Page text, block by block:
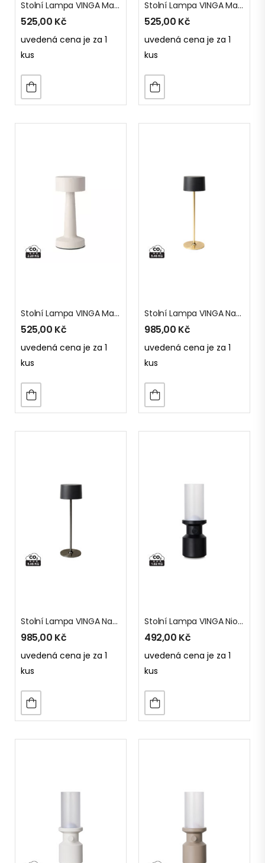
Stolní Lampa VINGA Maris Z RCS Recykl. ABS
525,00 Kč
uvedená cena je za 1
kus
Stolní Lampa VINGA Maris Z RCS Recykl. ABS
525,00 Kč
uvedená cena je za 1
kus
Stolní Lampa VINGA Maris Z RCS Recykl. ABS
525,00 Kč
uvedená cena je za 1
kus
Stolní Lampa VINGA Nauro Z RCS Recykl. ABS
985,00 Kč
uvedená cena je za 1
kus
Stolní Lampa VINGA Nauro Z RCS Recykl. ABS
985,00 Kč
uvedená cena je za 1
kus
Stolní Lampa VINGA Niori Z RCS
492,00 Kč
uvedená cena je za 1
kus